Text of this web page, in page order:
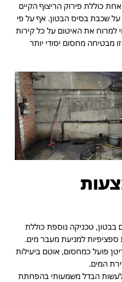
כוללת פירוק הריצוף הקיים
על שכבת בסיס הבטון. אף על פי
למרוח את האיטום על כל קירות
מבטיחה מחסום יסודי יותר
בבטון, טכניקה נוספת כוללת
ספציפיות למניעת מעבר מים.
פועל כמחסום, אוטם ביעילות
המים.
לעשות הבדל משמעותי בהפחתת